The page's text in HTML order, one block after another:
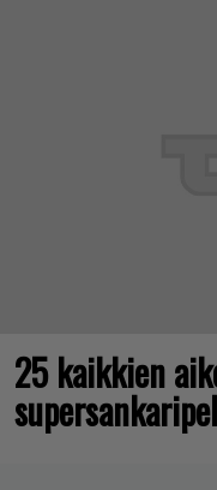
25 kaikkien